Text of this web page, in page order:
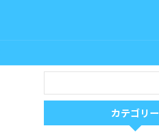
カテゴリー